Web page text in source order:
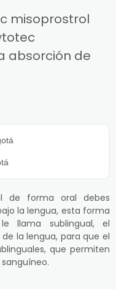
misoprostrol
absorción de
de forma oral debes
la lengua, esta forma
llama sublingual, el
la lengua, para que el
que permiten